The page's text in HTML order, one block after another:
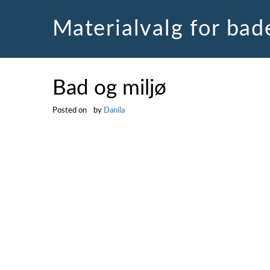
Materialvalg for
Bad og miljø
Posted on by Danila